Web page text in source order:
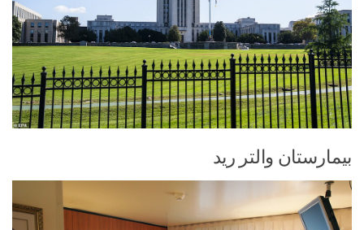
بیمارستان والتر رید